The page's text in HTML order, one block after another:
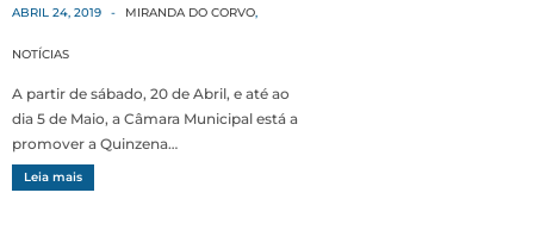
ABRIL 24, 2019 - MIRANDA DO CORVO,
NOTÍCIAS
A partir de sábado, 20 de Abril, e até ao
dia 5 de Maio, a Câmara Municipal está a
promover a Quinzena…
Leia mais